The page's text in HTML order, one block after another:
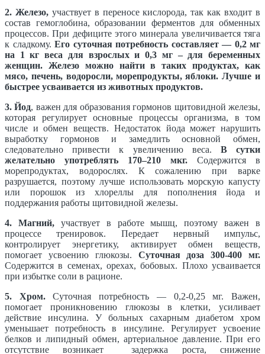
2. Железо, участвует в переносе кислорода, так как входит в
состав гемоглобина, образовании ферментов для обменных
процессов. При дефиците этого минерала увеличивается тяга
к сладкому. Его суточная потребность составляет — 0,2 мг
на 1 кг веса для взрослых и 0,3 мг – для беременных
женщин. Железо можно найти в таких продуктах, как
мясо, печень, водоросли, морепродукты, яблоки. Лучше и
быстрее усваивается из животных продуктов.
3. Йод, важен для образования гормонов щитовидной железы,
которая регулирует основные процессы организма, в том
числе и обмен веществ. Недостаток йода может нарушить
выработку гормонов и замедлить основной обмен,
следовательно привести к увеличению веса. В сутки
желательно употреблять 170–210 мкг. Содержится в
морепродуктах, водорослях. К сожалению при варке
разрушается, поэтому лучше использовать морскую капусту
или порошок из хлореллы для пополнения йода и
поддержания работы щитовидной железы.
4. Магний, участвует в работе мышц, поэтому важен в
процессе тренировок. Передает нервный импульс,
контролирует энергетику, активирует обмен веществ,
помогает усвоению глюкозы. Суточная доза 300-400 мг.
Содержится в семенах, орехах, бобовых. Плохо усваивается
при избытке соли в рационе.
5. Хром.Суточная потребность — 0,2-0,25 мг. Важен,
помогает проникновению глюкозы в клетки, усиливает
действие инсулина. У больных сахарным диабетом хром
уменьшает потребность в инсулине. Регулирует усвоение
белков и липидный обмен, артериальное давление. При его
отсутствие возникает задержка роста, снижение